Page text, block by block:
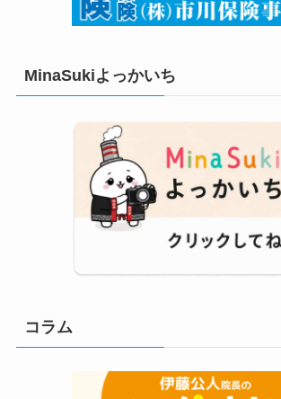
MinaSukiよっかいち
コラム